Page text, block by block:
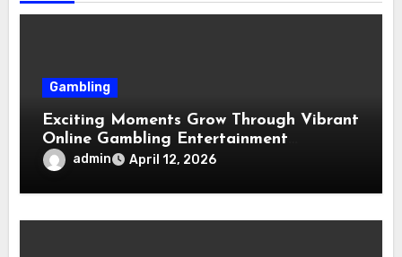
Gambling
Exciting Moments Grow Through Vibrant
Online Gambling Entertainment
Platforms
admin April 12, 2026